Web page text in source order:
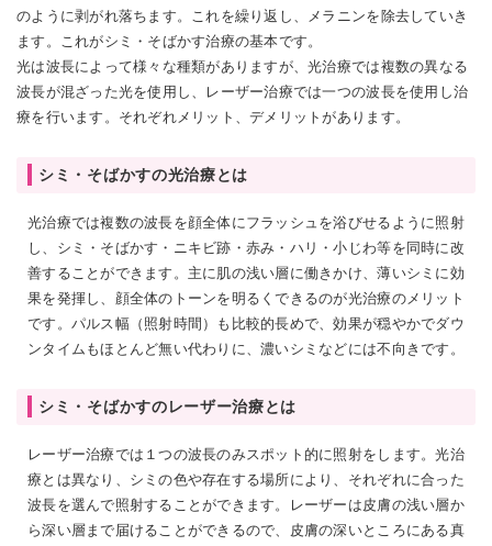
のように剥がれ落ちます。これを繰り返し、メラニンを除去していき
ます。これがシミ・そばかす治療の基本です。
光は波長によって様々な種類がありますが、光治療では複数の異なる
波長が混ざった光を使用し、レーザー治療では一つの波長を使用し治
療を行います。それぞれメリット、デメリットがあります。
シミ・そばかすの光治療とは
光治療では複数の波長を顔全体にフラッシュを浴びせるように照射
し、シミ・そばかす・ニキビ跡・赤み・ハリ・小じわ等を同時に改
善することができます。主に肌の浅い層に働きかけ、薄いシミに効
果を発揮し、顔全体のトーンを明るくできるのが光治療のメリット
です。パルス幅（照射時間）も比較的長めで、効果が穏やかでダウ
ンタイムもほとんど無い代わりに、濃いシミなどには不向きです。
シミ・そばかすのレーザー治療とは
レーザー治療では１つの波長のみスポット的に照射をします。光治
療とは異なり、シミの色や存在する場所により、それぞれに合った
波長を選んで照射することができます。レーザーは皮膚の浅い層か
ら深い層まで届けることができるので、皮膚の深いところにある真